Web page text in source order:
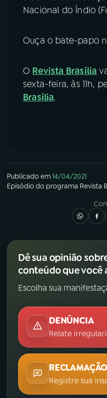
Nacional do Índio
Ouça o bate-papo
O Revista Brasília
sexta-feira, às 11h,
Brasília.
Publicado em14/04/2021
Episódio do programa Revista
Dê sua opinião
conteúdo que você
Escolha sua
DENÚNCIA
Relate
RECLAMAÇÃO
Registre sua